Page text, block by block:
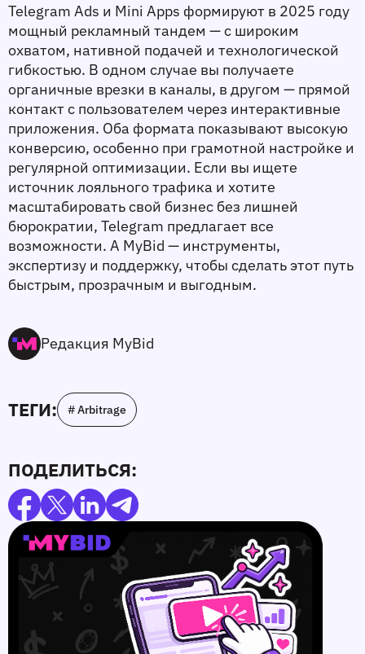
Telegram Ads и Mini Apps формируют в 2025 году
мощный рекламный тандем — с широким
охватом, нативной подачей и технологической
гибкостью. В одном случае вы получаете
органичные врезки в каналы, в другом — прямой
контакт с пользователем через интерактивные
приложения. Оба формата показывают высокую
конверсию, особенно при грамотной настройке и
регулярной оптимизации. Если вы ищете
источник лояльного трафика и хотите
масштабировать свой бизнес без лишней
бюрократии, Telegram предлагает все
возможности. А MyBid — инструменты,
экспертизу и поддержку, чтобы сделать этот путь
быстрым, прозрачным и выгодным.
Редакция MyBid
ТЕГИ: # Arbitrage
ПОДЕЛИТЬСЯ: